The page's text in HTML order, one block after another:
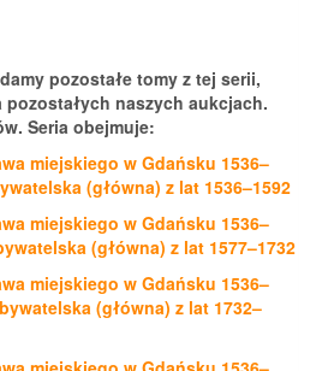
pozostałe tomy z tej serii,
naszych aukcjach.
Seria obejmuje:
miejskiego w Gdańsku 1536–
(główna) z lat 1536–1592
miejskiego w Gdańsku 1536–
(główna) z lat 1577–1732
miejskiego w Gdańsku 1536–
(główna) z lat 1732–